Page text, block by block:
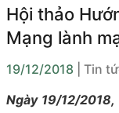
Hội thảo
Mạng lành
19/12/2018
| Tin
Ngày 19/12/